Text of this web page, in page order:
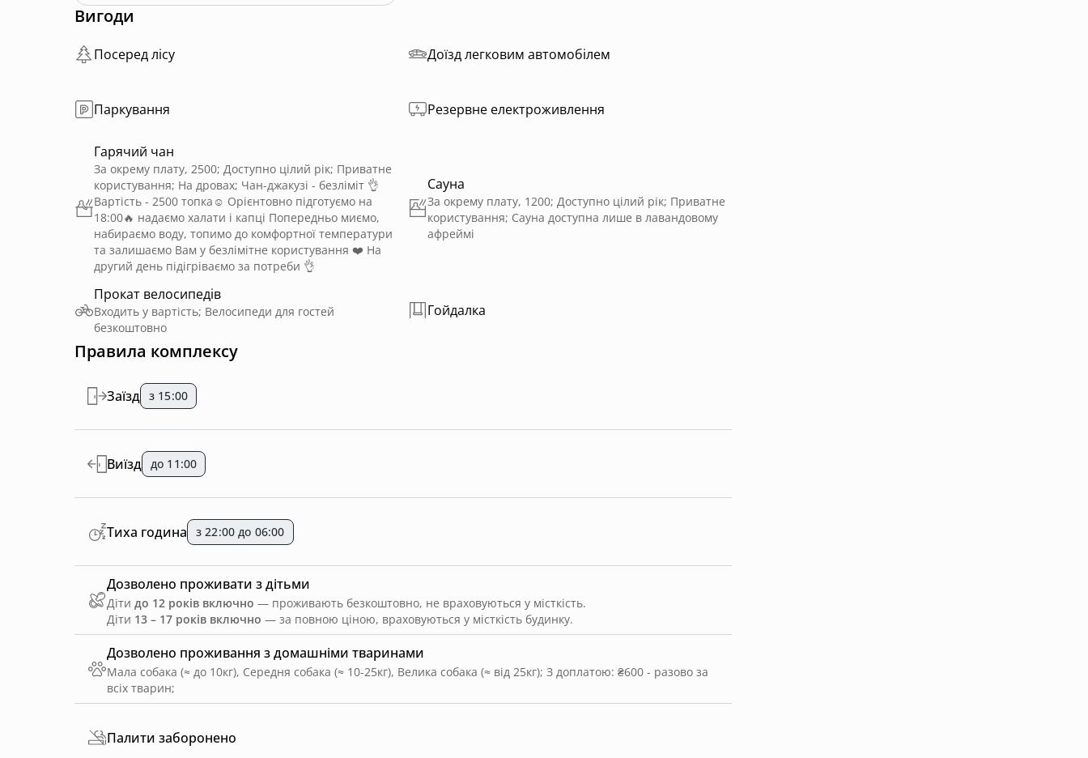
Вигоди
Посеред лісу Доїзд легковим автомобілем
Паркування Резервне електроживлення
Гарячий чан
За окрему плату, 2500; Доступно цілий рік; Приватне
користування; На дровах; Чан-джакузі - безліміт 👌
Вартість - 2500 топка☺️ Орієнтовно підготуємо на
18:00🔥 надаємо халати і капці Попередньо миємо,
набираємо воду, топимо до комфортної температури
та залишаємо Вам у безлімітне користування ❤️ На
другий день підігріваємо за потреби 👌
Сауна
За окрему плату, 1200; Доступно цілий рік; Приватне
користування; Сауна доступна лише в лавандовому
афреймі
Прокат велосипедів
Входить у вартість; Велосипеди для гостей
безкоштовно
Гойдалка
Правила комплексу
Дозволено проживання з домашніми тваринами
Мала собака (≈ до 10кг), Середня собака (≈ 10-25кг), Велика собака (≈ від 25кг); З доплатою: ₴600 - разово за
всіх тварин;
Заїзд з 15:00
Виїзд до 11:00
Дозволено проживати з дітьми
Діти до 12 років включно — проживають безкоштовно, не враховуються у місткість.
Діти 13 – 17 років включно — за повною ціною, враховуються у місткість будинку.
Тиха година з 22:00 до 06:00
Палити заборонено